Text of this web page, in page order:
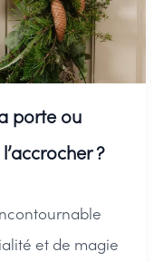
porte ou
?
et de magie